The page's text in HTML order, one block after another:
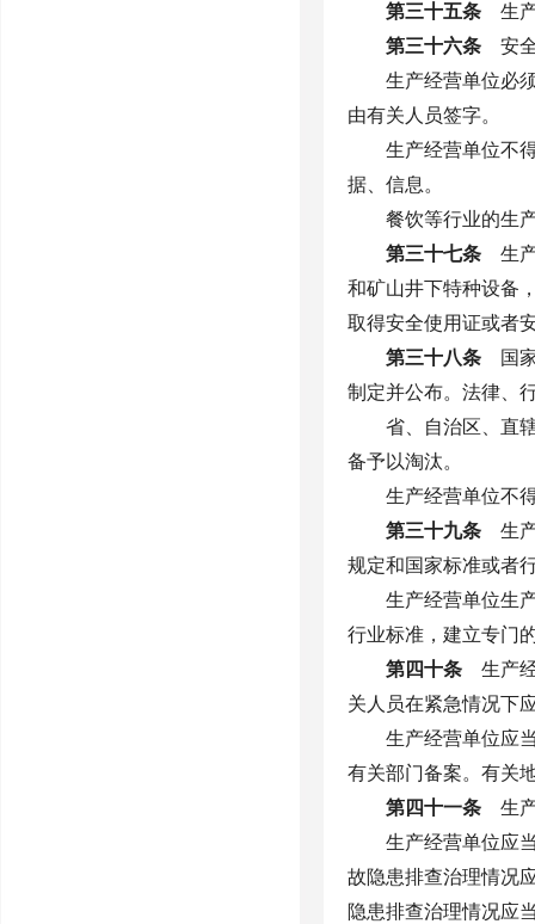
第三十五条 生产
第三十六条 安全
生产经营单位必
由有关人员签字。
生产经营单位不
据、信息。
餐饮等行业的生
第三十七条 生产
和矿山井下特种设备
取得安全使用证或者
第三十八条 国家
制定并公布。法律、
省、自治区、直
备予以淘汰。
生产经营单位不
第三十九条 生产
规定和国家标准或者
生产经营单位生
行业标准，建立专门
第四十条 生产经
关人员在紧急情况下
生产经营单位应
有关部门备案。有关
第四十一条 生产
生产经营单位应
故隐患排查治理情况
隐患排查治理情况应